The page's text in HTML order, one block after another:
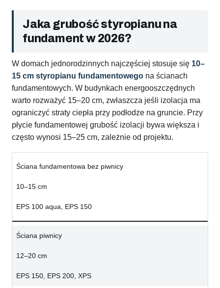
Jaka grubość styropianu na
fundament w 2026?
W domach jednorodzinnych najczęściej stosuje się 10–
15 cm styropianu fundamentowego na ścianach
fundamentowych. W budynkach energooszczędnych
warto rozważyć 15–20 cm, zwłaszcza jeśli izolacja ma
ograniczyć straty ciepła przy podłodze na gruncie. Przy
płycie fundamentowej grubość izolacji bywa większa i
często wynosi 15–25 cm, zależnie od projektu.
Ściana fundamentowa bez piwnicy
10–15 cm
EPS 100 aqua, EPS 150
Ściana piwnicy
12–20 cm
EPS 150, EPS 200, XPS